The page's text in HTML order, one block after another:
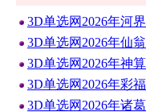
3D单选网2026年河
3D单选网2026年仙
3D单选网2026年神
3D单选网2026年彩
3D单选网2026年诸